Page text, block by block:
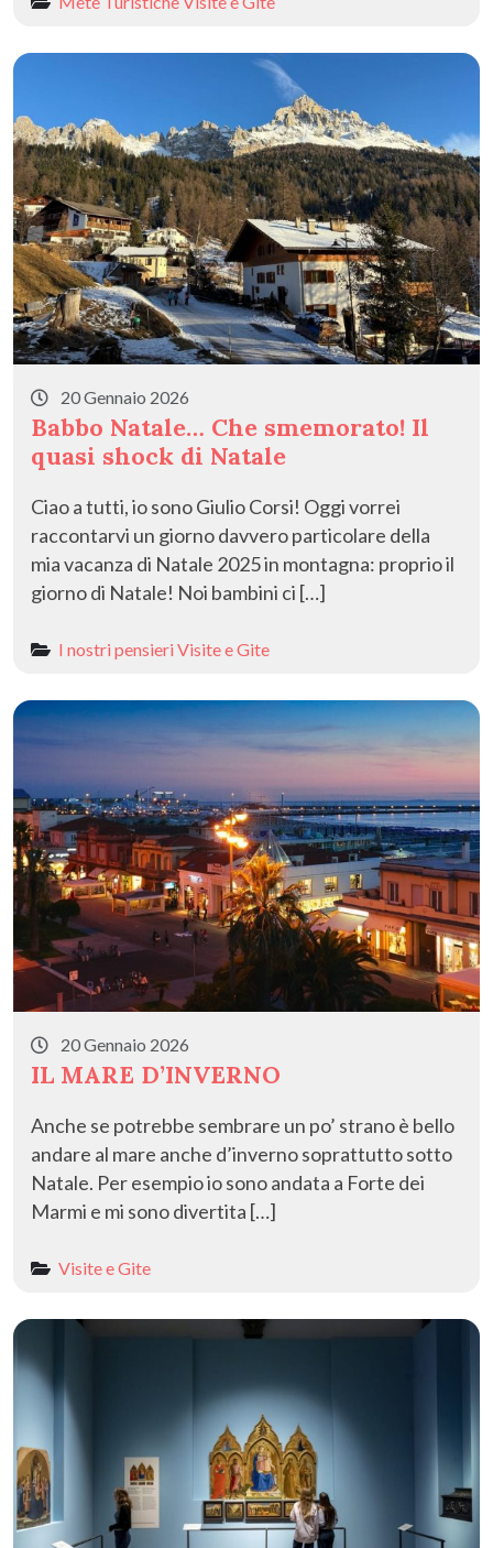
20 Gennaio 2026
Babbo Natale… Che smemorato! Il
quasi shock di Natale
Ciao a tutti, io sono Giulio Corsi! Oggi vorrei
raccontarvi un giorno davvero particolare della
mia vacanza di Natale 2025 in montagna: proprio il
giorno di Natale! Noi bambini ci […]
I nostri pensieri Visite e Gite
20 Gennaio 2026
IL MARE D’INVERNO
Anche se potrebbe sembrare un po’ strano è bello
andare al mare anche d’inverno soprattutto sotto
Natale. Per esempio io sono andata a Forte dei
Marmi e mi sono divertita […]
Visite e Gite